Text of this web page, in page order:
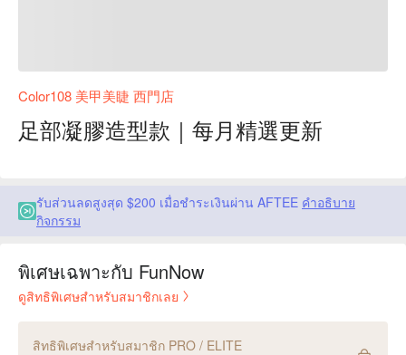
Color108 美甲美睫 西門店
足部凝膠造型款｜每月精選更新
รับส่วนลดสูงสุด $200 เมื่อชำระเงินผ่าน AFTEE คำอธิบาย
กิจกรรม
พิเศษเฉพาะกับ FunNow
ดูสิทธิพิเศษสำหรับสมาชิกเลย
สิทธิพิเศษสำหรับสมาชิก PRO / ELITE